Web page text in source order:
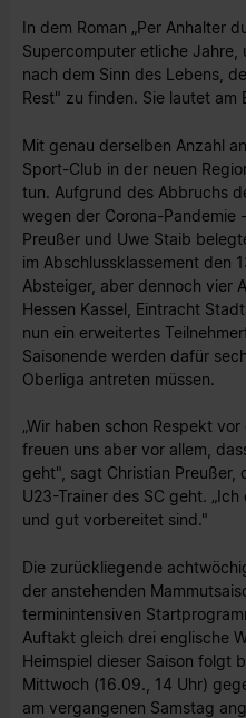
In dem Roman „Per Anhalter
Supercomputer etliche Jahre,
nach dem Sinn des Lebens,
Rest" zu finden. Sie lautet am
Mit genau derselben Anzahl
Sport-Club in der neuen
tun. Aufgrund des Abbruchs
wegen der Corona-Pandemie
Preußer und Uwe Staib
im Abschlussklassement den
Absteiger, aber dennoch vier
Hessen Kassel, Eintracht
nun ein erweitertes
Saisonende werden dafür
Oberliga antreten müssen.
„Wir haben schon Respekt
freuen uns aber vor allem,
geht", sagt Christian Preußer,
U23-Trainer des SC geht.
und gut vorbereitet sind."
Die zurückliegende
der anstehenden
terminintensiven
Auftakt gleich drei englische
Heimspiel dieser Saison folgt
Mittwoch (16.09., 14 Uhr)
am vergangenen Samstag